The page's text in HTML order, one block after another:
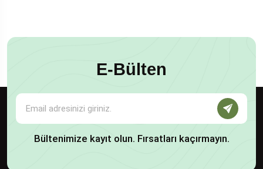
E-Bülten
Bültenimize kayıt olun. Fırsatları kaçırmayın.